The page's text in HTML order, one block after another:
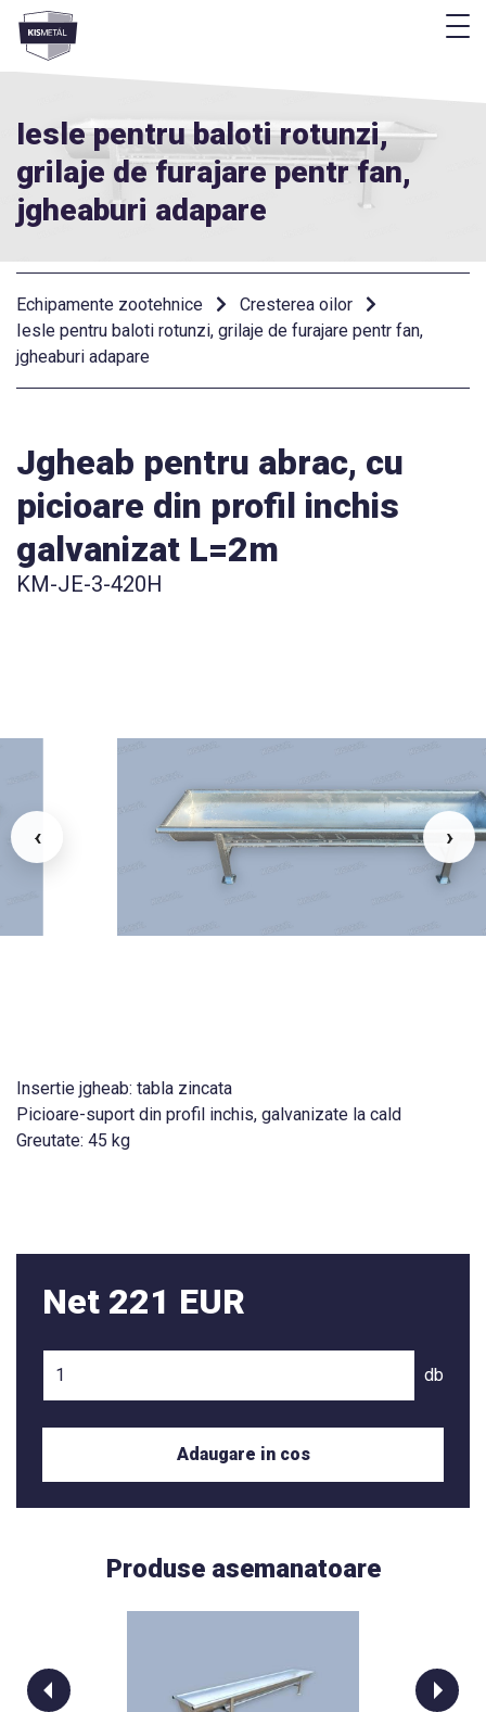
Menü
Iesle pentru baloti rotunzi,
grilaje de furajare pentr fan,
jgheaburi adapare
Echipamente zootehnice
Cresterea oilor
Iesle pentru baloti rotunzi, grilaje de furajare pentr fan,
jgheaburi adapare
Jgheab pentru abrac, cu
picioare din profil inchis
galvanizat L=2m
KM-JE-3-420H
›
‹
Insertie jgheab: tabla zincata
Picioare-suport din profil inchis, galvanizate la cald
Greutate: 45 kg
Net 221 EUR
db
Adaugare in cos
Produse asemanatoare